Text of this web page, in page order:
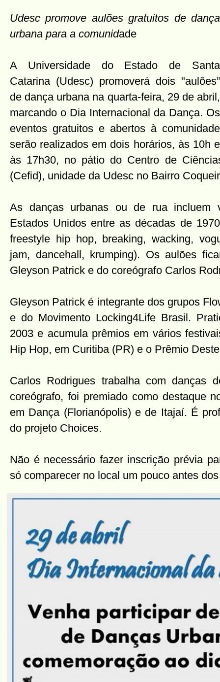
Udesc promove aulões gratuitos de dança
urbana para a comunidade
A Universidade do Estado de Santa
Catarina (Udesc) promoverá dois "aulões”
de dança urbana na quarta-feira, 29 de abril,
marcando o Dia Internacional da Dança. Os
eventos gratuitos e abertos à comunidade
serão realizados em dois horários, às 10h e
às 17h30, no pátio do Centro de
(Cefid), unidade da Udesc no Bairro
As danças urbanas ou de rua incluem
Estados Unidos entre as décadas de
freestyle hip hop, breaking, wacking,
jam, dancehall, krumping). Os aulões
Gleyson Patrick e do coreógrafo Carlos
Gleyson Patrick é integrante dos grupos
e do Movimento Locking4Life Brasil.
2003 e acumula prêmios em vários
Hip Hop, em Curitiba (PR) e o Prêmio
Carlos Rodrigues trabalha com danças
coreógrafo, foi premiado como destaque
em Dança (Florianópolis) e de Itajaí. É
do projeto Choices.
Não é necessário fazer inscrição prévia
só comparecer no local um pouco antes